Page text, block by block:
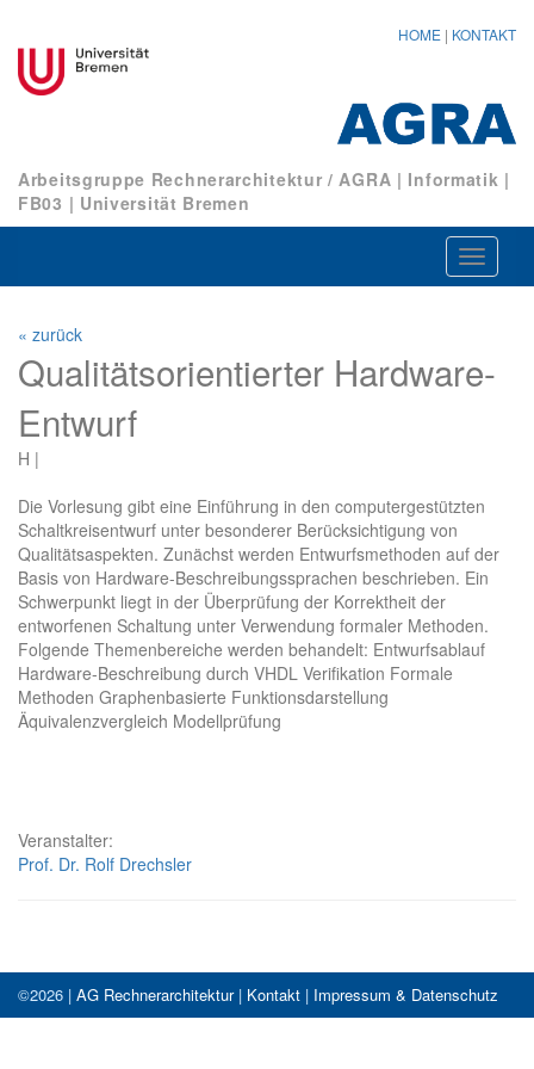
HOME | KONTAKT
Arbeitsgruppe Rechnerarchitektur / AGRA | Informatik |
FB03 | Universität Bremen
ein-/
« zurück
Qualitätsorientierter Hardware-
Entwurf
H |
Die Vorlesung gibt eine Einführung in den computergestützten
Schaltkreisentwurf unter besonderer Berücksichtigung von
Qualitätsaspekten. Zunächst werden Entwurfsmethoden auf der
Basis von Hardware-Beschreibungssprachen beschrieben. Ein
Schwerpunkt liegt in der Überprüfung der Korrektheit der
entworfenen Schaltung unter Verwendung formaler Methoden.
Folgende Themenbereiche werden behandelt: Entwurfsablauf
Hardware-Beschreibung durch VHDL Verifikation Formale
Methoden Graphenbasierte Funktionsdarstellung
Äquivalenzvergleich Modellprüfung
Veranstalter:
Prof. Dr. Rolf Drechsler
©2026 | AG Rechnerarchitektur| Kontakt | Impressum & Datenschutz